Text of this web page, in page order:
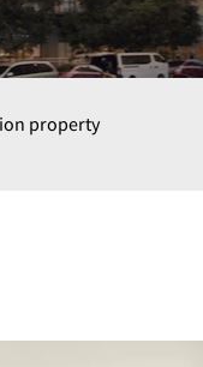
property